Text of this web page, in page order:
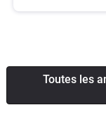
Toutes les